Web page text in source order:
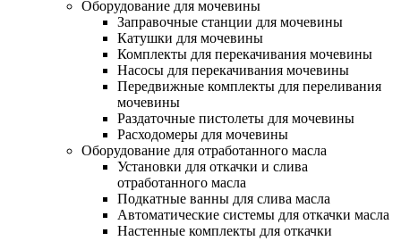
Оборудование для мочевины
Заправочные станции для мочевины
Катушки для мочевины
Комплекты для перекачивания мочевины
Насосы для перекачивания мочевины
Передвижные комплекты для переливания
мочевины
Раздаточные пистолеты для мочевины
Расходомеры для мочевины
Оборудование для отработанного масла
Установки для откачки и слива
отработанного масла
Подкатные ванны для слива масла
Автоматические системы для откачки масла
Настенные комплекты для откачки